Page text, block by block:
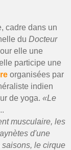
cadre dans un
du Docteur
elle une
participe une
organisées par
indien
de yoga. «Le
musculaire, les
d'une
le cirque